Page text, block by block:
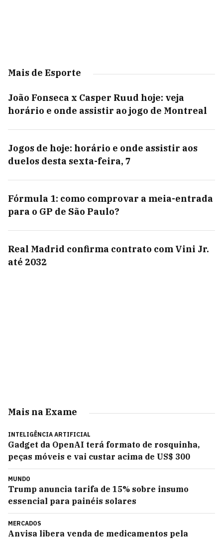
Mais de Esporte
João Fonseca x Casper Ruud hoje: veja
horário e onde assistir ao jogo de Montreal
Jogos de hoje: horário e onde assistir aos
duelos desta sexta-feira, 7
Fórmula 1: como comprovar a meia-entrada
para o GP de São Paulo?
Real Madrid confirma contrato com Vini Jr.
até 2032
Mais na Exame
INTELIGÊNCIA ARTIFICIAL
Gadget da OpenAI terá formato de rosquinha,
peças móveis e vai custar acima de US$ 300
MUNDO
Trump anuncia tarifa de 15% sobre insumo
essencial para painéis solares
MERCADOS
Anvisa libera venda de medicamentos pela